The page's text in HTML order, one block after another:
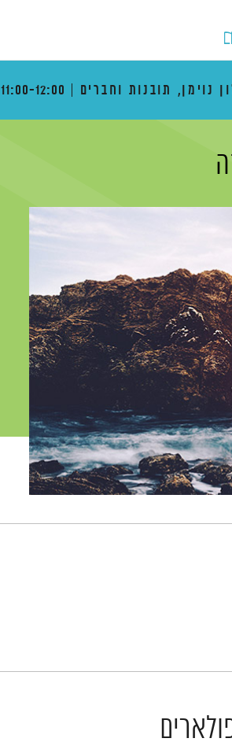
נוימן, תובנות וחברים 11:00-12:00